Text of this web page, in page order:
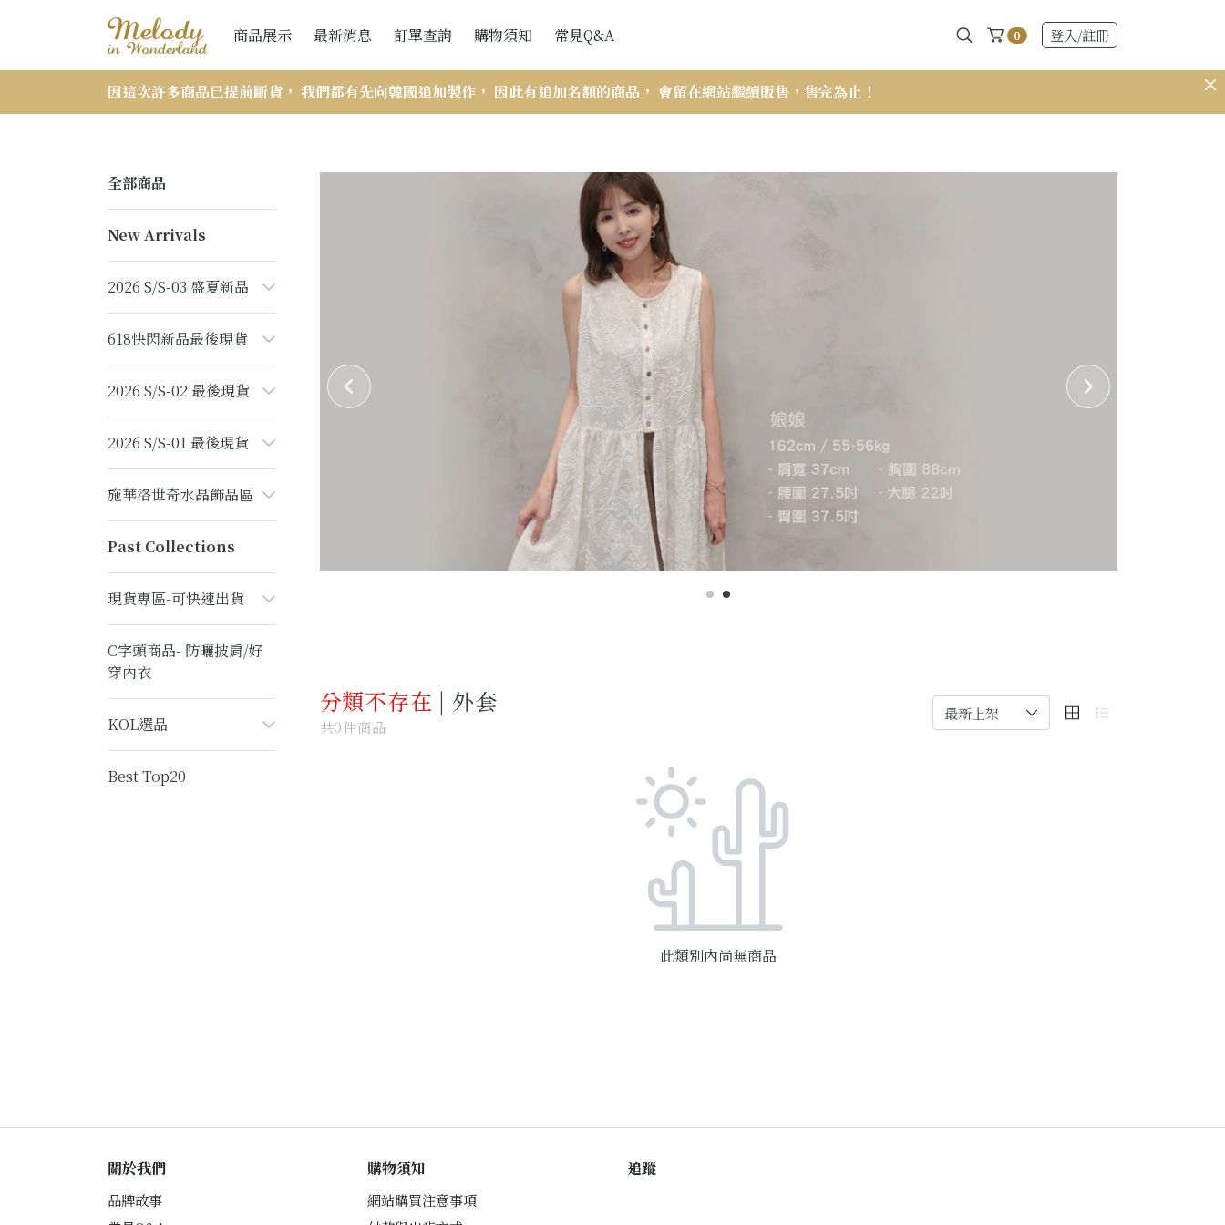
商品展示 最新消息 訂單查詢
訪客訂單查詢
購物須知
付款與出貨
商品斷貨處理辦法
售後服務-瑕疵與寄錯商品
商品尺寸帳量示意圖與注意事項
常見Q&A 0 登入/註冊
因這次許多商品已提前斷貨， 我們都有先向韓國追加製作， 因此有追加名額的商品， 會留在網站繼續販售，售完為止！ 𝟭𝟱𝟭 小個子
全部商品
New Arrivals
2026 S/S-03 盛夏新品
618快閃新品最後現貨
2026 S/S-02 最後現貨
2026 S/S-01 最後現貨
施華洛世奇水晶飾品區
Past Collections
現貨專區-可快速出貨
C字頭商品- 防曬披肩/好
穿內衣
KOL選品
Best Top20
分類不存在 | 外套
共0件商品
此類別內尚無商品
關於我們
品牌故事
購物須知
網站購買注意事項
追蹤